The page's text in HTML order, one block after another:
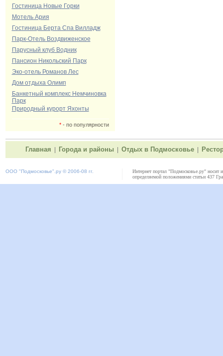
Гостиница Новые Горки
Мотель Ария
Гостиница Берта Спа Вилладж
Парк-Отель Воздвиженское
Парусный клуб Водник
Пансион Никольский Парк
Эко-отель Романов Лес
Дом отдыха Олимп
Банкетный комплекс Немчиновка
Парк
Природный курорт Яхонты
*- по популярности
Главная Города и районы Отдых в Подмосковье
ООО "Подмосковье" .ру © 2006-08 гг.
Интернет портал "Подмосковье.ру" носит
определяемой положениями статьи 437